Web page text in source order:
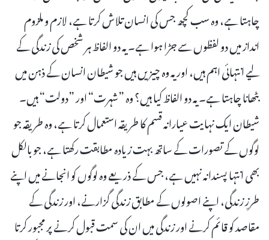
چاہتا ہے، وہ سب کچھ جس کی انسان تلاش کرتا ہے، لازم و ملزوم
انداز میں دو لفظوں سے جڑا ہوا ہے۔ یہ دو الفاظ ہر شخص کی زندگی کے
لیے انتہائی اہم ہیں، اور یہ وہ چیزیں ہیں جو شیطان انسان کے ذہن میں
بٹھانا چاہتا ہے۔ یہ دو الفاظ کیا ہیں؟ وہ ”شہرت“ اور ”دولت“ ہیں۔
شیطان ایک نہایت عیارانہ قسم کا طریقہ استعمال کرتا ہے، وہ طریقہ جو
لوگوں کے تصورات کے ساتھ بہت زیادہ مطابقت رکھتا ہے، جو بالکل
بھی انتہا پسندانہ نہیں ہے، جس کے ذریعے وہ لوگوں کو انجانے میں اپنے
طرزِ زندگی، اپنے اصولوں کے مطابق زندگی گزارنے، اور زندگی کے
مقاصد کو قائم کرنے اور زندگی میں ان کی سمت قبول کرنے پر مجبور کرتا